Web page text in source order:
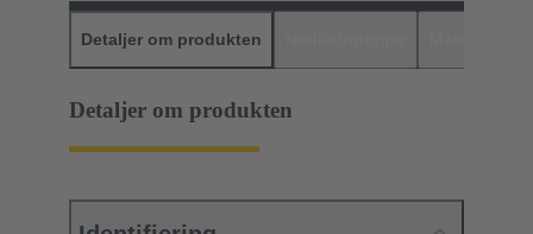
Detaljer om produkten
Detaljer om produkten